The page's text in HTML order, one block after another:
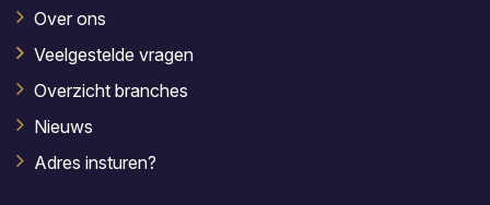
Over ons
Veelgestelde vragen
Overzicht branches
Nieuws
Adres insturen?